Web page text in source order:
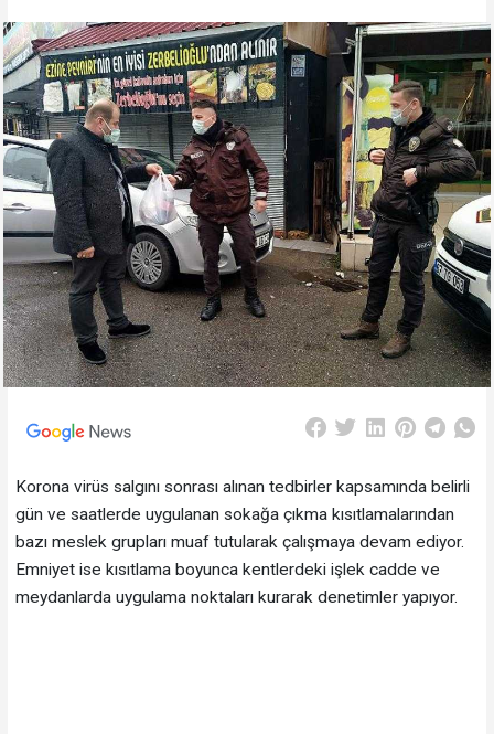
Korona virüs salgını sonrası alınan tedbirler kapsamında belirli
gün ve saatlerde uygulanan sokağa çıkma kısıtlamalarından
bazı meslek grupları muaf tutularak çalışmaya devam ediyor.
Emniyet ise kısıtlama boyunca kentlerdeki işlek cadde ve
meydanlarda uygulama noktaları kurarak denetimler yapıyor.